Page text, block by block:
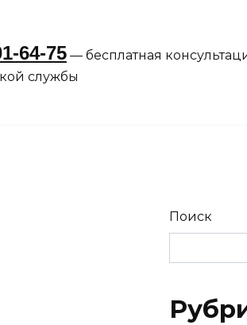
64-75— бесплатная
службы
Поиск